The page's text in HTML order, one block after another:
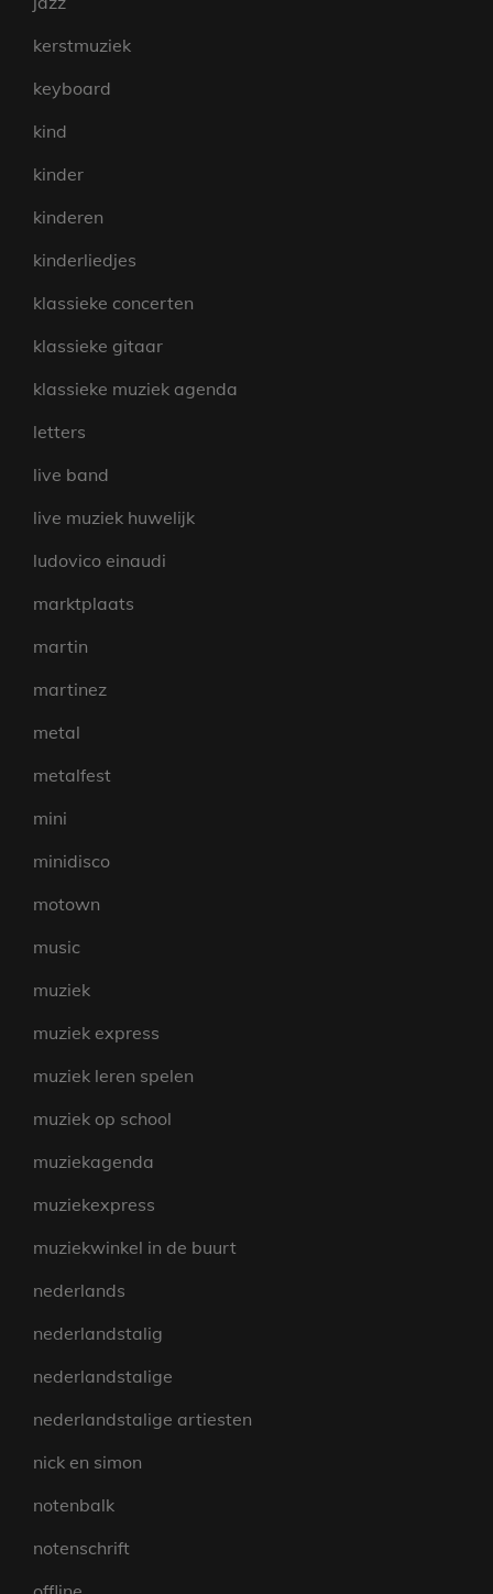
kerstmuziek
keyboard
kind
kinder
kinderen
kinderliedjes
klassieke concerten
klassieke gitaar
klassieke muziek agenda
letters
live band
live muziek huwelijk
ludovico einaudi
marktplaats
martin
martinez
metal
metalfest
mini
minidisco
motown
music
muziek
muziek express
muziek leren spelen
muziek op school
muziekagenda
muziekexpress
muziekwinkel in de buurt
nederlands
nederlandstalig
nederlandstalige
nederlandstalige artiesten
nick en simon
notenbalk
notenschrift